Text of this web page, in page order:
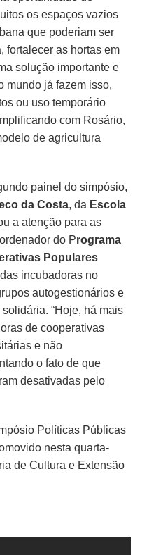
os espaços vazios
que poderiam ser
fortalecer as hortas em
solução importante e
mundo já fazem isso,
ou uso temporário
com Rosário,
de agricultura
painel do simpósio,
da Costa, da Escola
a atenção para as
do Programa
Populares
incubadoras no
autogestionários e
“Hoje, há mais
de cooperativas
e não
o fato de que
desativadas pelo
Políticas Públicas
nesta quarta-
de Cultura e Extensão